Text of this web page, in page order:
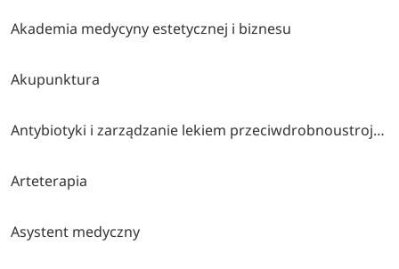
Akademia medycyny estetycznej i biznesu
Akupunktura
Antybiotyki i zarządzanie lekiem przeciwdrobnoustrojowym
Arteterapia
Asystent medyczny